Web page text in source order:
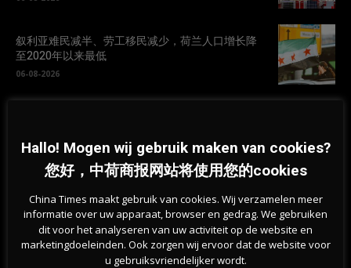
叙利亚难民减半、劳工移民减少，荷兰人口增长降
至2020年以来最低
06-08-2026
06-08-2026
荷兰天然泳区水质恶化，超百处游泳地点发布健康
警告
05-08-2026
Hallo! Mogen wij gebruik maken van cookies?
您好，中荷商报网站将使用您的cookies
China Times maakt gebruik van cookies. Wij verzamelen meer
informatie over uw apparaat, browser en gedrag. We gebruiken
dit voor het analyseren van uw activiteit op de website en
marketingdoeleinden. Ook zorgen wij ervoor dat de website voor
u gebruiksvriendelijker wordt.